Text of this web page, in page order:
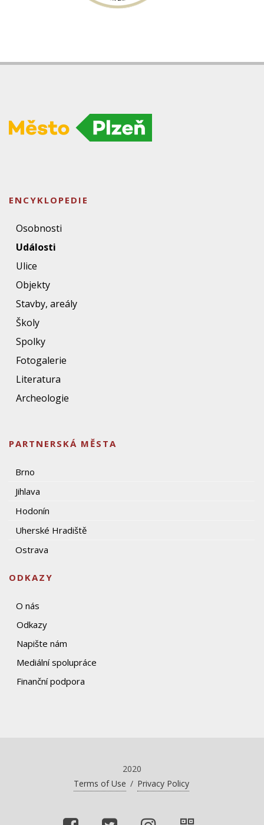
ENCYKLOPEDIE
Osobnosti
Události
Ulice
Objekty
Stavby, areály
Školy
Spolky
Fotogalerie
Literatura
Archeologie
PARTNERSKÁ MĚSTA
Brno
Jihlava
Hodonín
Uherské Hradiště
Ostrava
ODKAZY
O nás
Odkazy
Napište nám
Mediální spolupráce
Finanční podpora
2020
Terms of Use / Privacy Policy